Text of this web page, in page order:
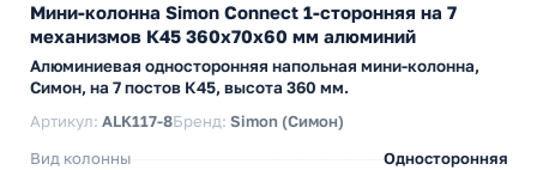
Мини-колонна Simon Connect 1-сторонняя на 7
механизмов К45 360х70х60 мм алюминий
Алюминиевая односторонняя напольная мини-колонна,
Симон, на 7 постов К45, высота 360 мм.
Артикул: ALK117-8Бренд: Simon (Симон)
Вид колонны
Односторонняя